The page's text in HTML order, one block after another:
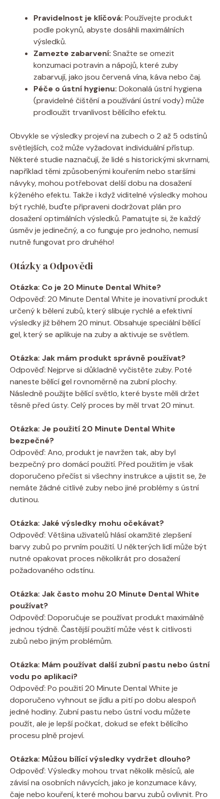
Pravidelnost je klíčová: Používejte produkt
podle pokynů, abyste dosáhli maximálních
výsledků.
Zamezte zabarvení: Snažte se omezit
konzumaci potravin a nápojů, které zuby
zabarvují, jako jsou červená vína, káva nebo čaj.
Péče o ústní hygienu: Dokonalá ústní hygiena
(pravidelné čištění a používání ústní vody) může
prodloužit trvanlivost bělícího efektu.
Obvykle se výsledky projeví na zubech o 2 až 5 odstínů
světlejších, což může vyžadovat individuální přístup.
Některé studie naznačují, že lidé s historickými skvrnami,
například těmi způsobenými kouřením nebo staršími
návyky, mohou potřebovat delší dobu na dosažení
kýženého efektu. Takže i když viditelné výsledky mohou
být rychlé, buďte připraveni dodržovat plán pro
dosažení optimálních výsledků. Pamatujte si, že každý
úsměv je jedinečný, a co funguje pro jednoho, nemusí
nutně fungovat pro druhého!
Otázky a Odpovědi
Otázka: Co je 20 Minute Dental White?
Odpověď: 20 Minute Dental White je inovativní produkt
určený k bělení zubů, který slibuje rychlé a efektivní
výsledky již během 20 minut. Obsahuje speciální bělící
gel, který se aplikuje na zuby a aktivuje se světlem.
Otázka: Jak mám produkt správně používat?
Odpověď: Nejprve si důkladně vyčistěte zuby. Poté
naneste bělící gel rovnoměrně na zubní plochy.
Následně použijte bělící světlo, které byste měli držet
těsně před ústy. Celý proces by měl trvat 20 minut.
Otázka: Je použití 20 Minute Dental White
bezpečné?
Odpověď: Ano, produkt je navržen tak, aby byl
bezpečný pro domácí použití. Před použitím je však
doporučeno přečíst si všechny instrukce a ujistit se, že
nemáte žádné citlivé zuby nebo jiné problémy s ústní
dutinou.
Otázka: Jaké výsledky mohu očekávat?
Odpověď: Většina uživatelů hlásí okamžité zlepšení
barvy zubů po prvním použití. U některých lidí může být
nutné opakovat proces několikrát pro dosažení
požadovaného odstínu.
Otázka: Jak často mohu 20 Minute Dental White
používat?
Odpověď: Doporučuje se používat produkt maximálně
jednou týdně. Častější použití může vést k citlivosti
zubů nebo jiným problémům.
Otázka: Mám používat další zubní pastu nebo ústní
vodu po aplikaci?
Odpověď: Po použití 20 Minute Dental White je
doporučeno vyhnout se jídlu a pití po dobu alespoň
jedné hodiny. Zubní pastu nebo ústní vodu můžete
použít, ale je lepší počkat, dokud se efekt bělícího
procesu plně projeví.
Otázka: Můžou bílící výsledky vydržet dlouho?
Odpověď: Výsledky mohou trvat několik měsíců, ale
závisí na osobních návycích, jako je konzumace kávy,
čaje nebo kouření, které mohou barvu zubů ovlivnit. Pro